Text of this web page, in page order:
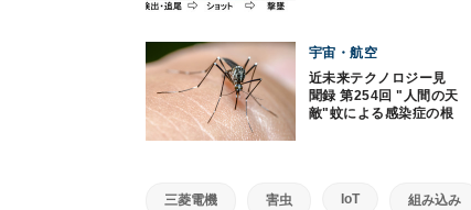
宇宙・航空
近未来テクノロジー見
聞録 第254回 "人間の天
敵"蚊による感染症の根
三菱電機 害虫 IoT 組み込み